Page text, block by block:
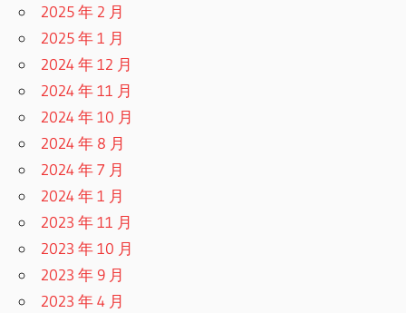
2025 年 2 月
2025 年 1 月
2024 年 12 月
2024 年 11 月
2024 年 10 月
2024 年 8 月
2024 年 7 月
2024 年 1 月
2023 年 11 月
2023 年 10 月
2023 年 9 月
2023 年 4 月